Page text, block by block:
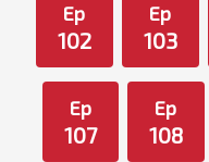
Ep
102
Ep
103
Ep
107
Ep
108